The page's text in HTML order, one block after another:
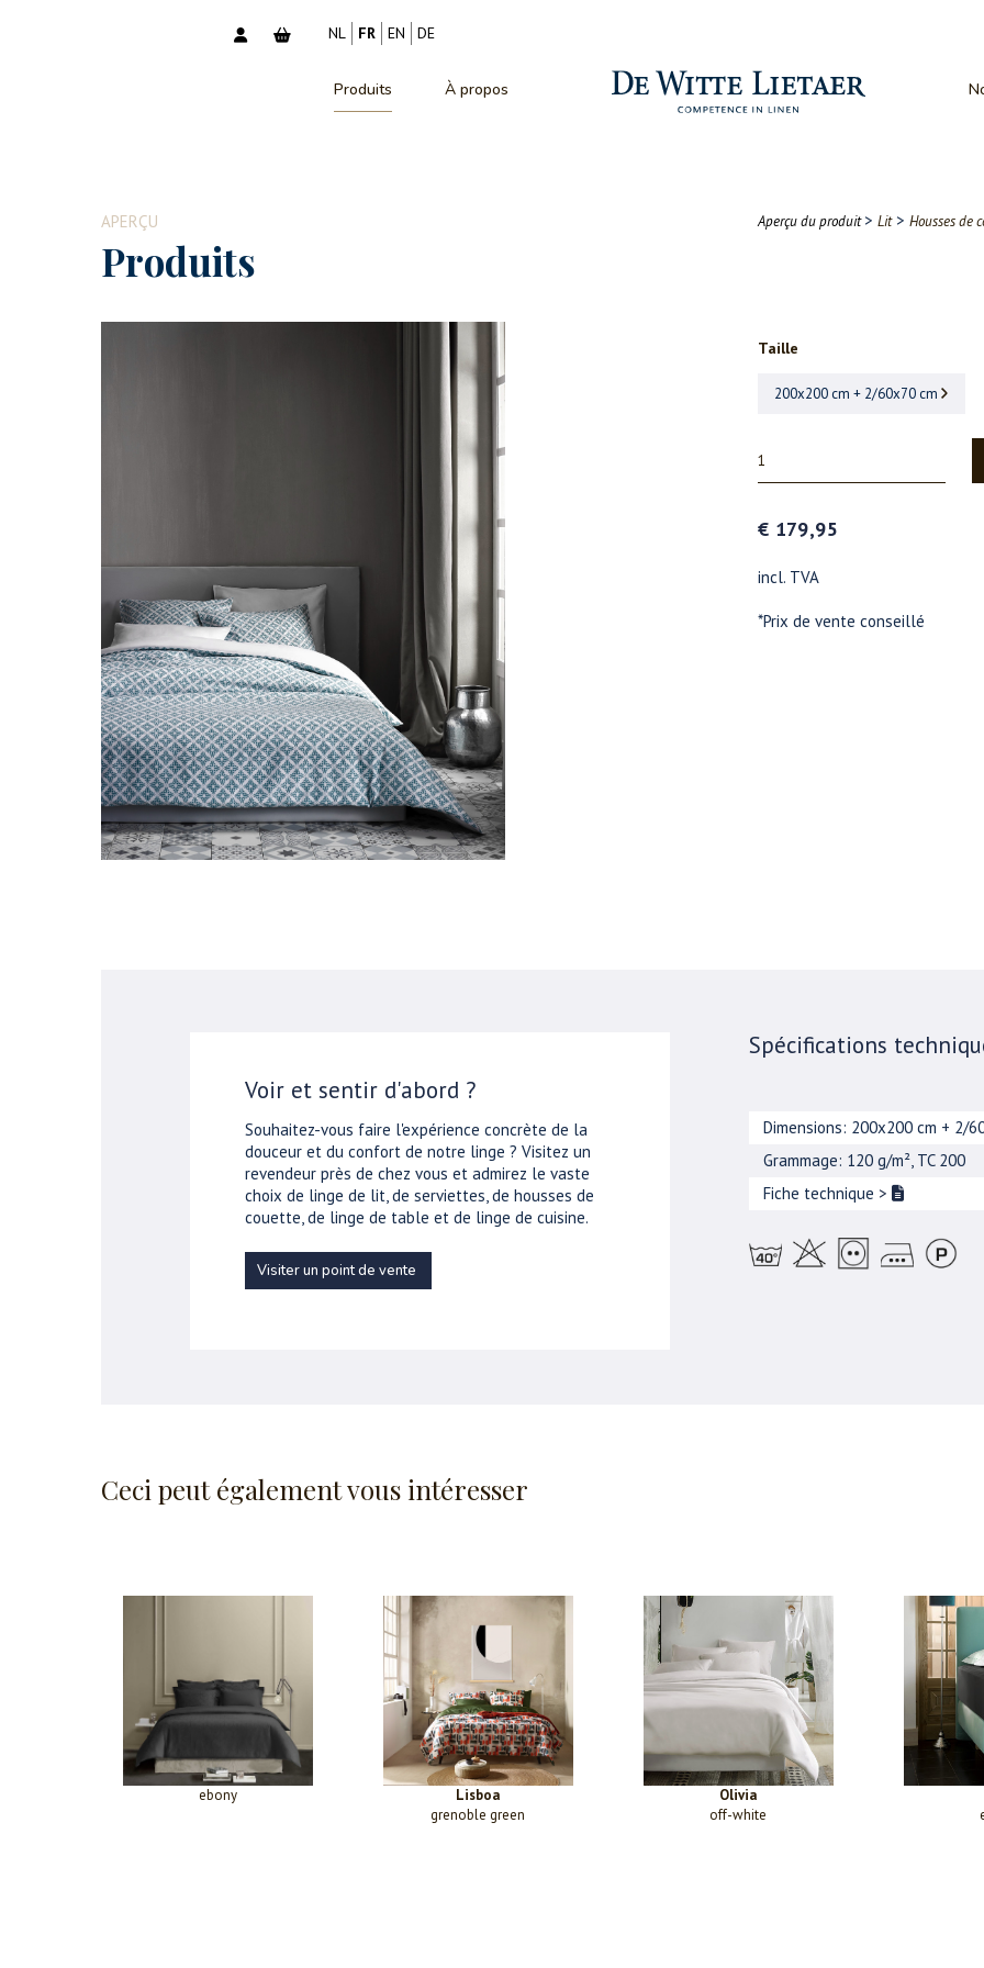
NL FR EN DE
Produits À propos
APERÇU
Produits
Aperçu du produit > Lit> Housses de
Taille
200x200 cm + 2/60x70 cm
€ 179,95
incl. TVA
*Prix de vente conseillé
Voir et sentir d'abord ?
Souhaitez-vous faire l'expérience concrète de la
douceur et du confort de notre linge ? Visitez un
revendeur près de chez vous et admirez le vaste
choix de linge de lit, de serviettes, de housses de
couette, de linge de table et de linge de cuisine.
Visiter un point de vente
Spécifications
Dimensions: 200x200 cm + 2/
Grammage: 120 g/m², TC 200
Fiche technique >
Ceci peut également vous intéresser
ebony
Lisboa
grenoble green
Olivia
off-white